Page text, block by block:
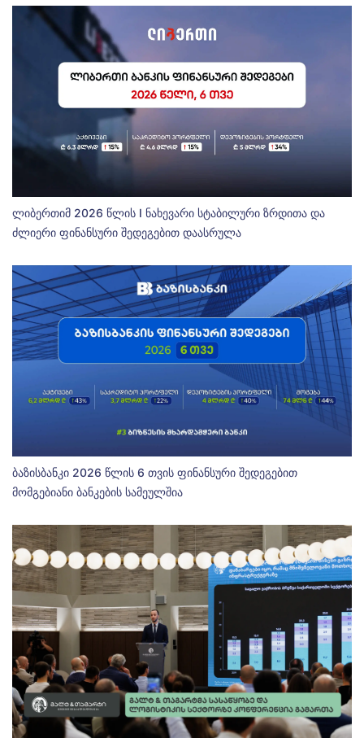
ლიბერთიმ 2026 წლის I ნახევარი სტაბილური ზრდითა და
ძლიერი ფინანსური შედეგებით დაასრულა
ბაზისბანკი 2026 წლის 6 თვის ფინანსური შედეგებით
მომგებიანი ბანკების სამეულშია